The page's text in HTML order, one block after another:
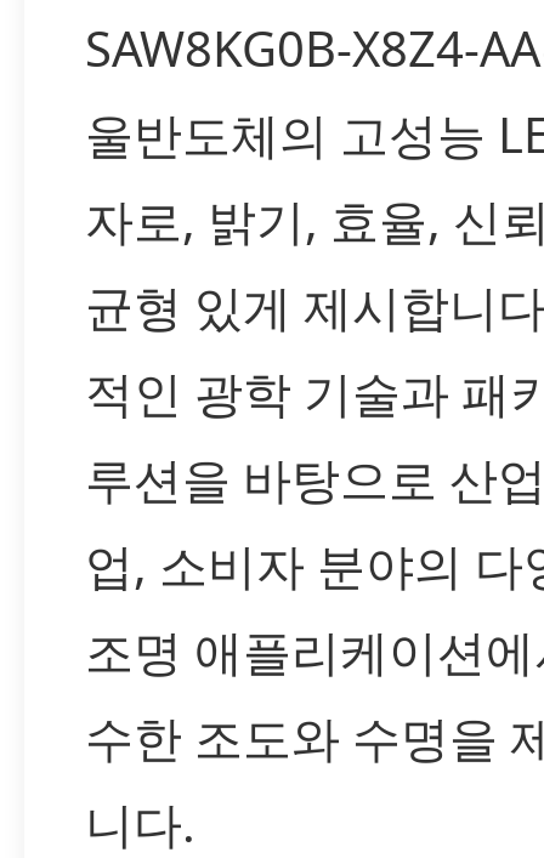
SAW8KG0B-X8Z4-
울반도체의 고성능
자로, 밝기, 효율, 신
균형 있게 제시합니
적인 광학 기술과 패
루션을 바탕으로 산
업, 소비자 분야의 다
조명 애플리케이션
수한 조도와 수명을
니다.